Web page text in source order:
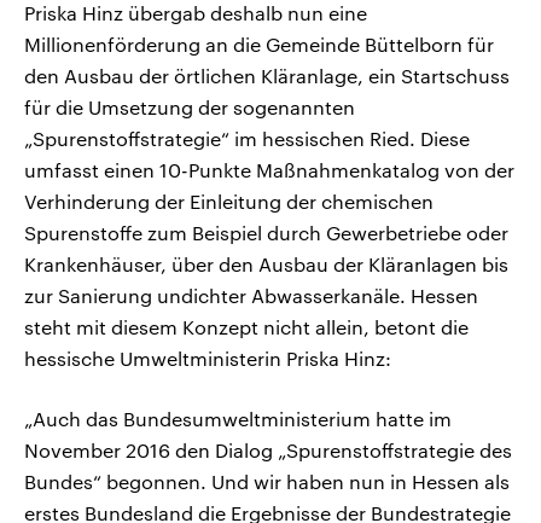
Priska Hinz übergab deshalb nun eine
Millionenförderung an die Gemeinde Büttelborn für
den Ausbau der örtlichen Kläranlage, ein Startschuss
für die Umsetzung der sogenannten
„Spurenstoffstrategie“ im hessischen Ried. Diese
umfasst einen 10-Punkte Maßnahmenkatalog von der
Verhinderung der Einleitung der chemischen
Spurenstoffe zum Beispiel durch Gewerbetriebe oder
Krankenhäuser, über den Ausbau der Kläranlagen bis
zur Sanierung undichter Abwasserkanäle. Hessen
steht mit diesem Konzept nicht allein, betont die
hessische Umweltministerin Priska Hinz:
„Auch das Bundesumweltministerium hatte im
November 2016 den Dialog „Spurenstoffstrategie des
Bundes“ begonnen. Und wir haben nun in Hessen als
erstes Bundesland die Ergebnisse der Bundestrategie